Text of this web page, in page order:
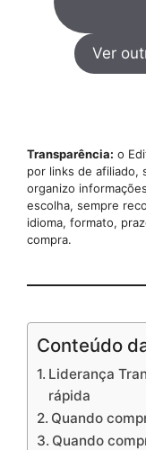
Ver
Transparência: o
por links de afiliado,
organizo
escolha, sempre
idioma, formato,
compra.
Conteúdo
Liderança
rápida
Quando
Quando